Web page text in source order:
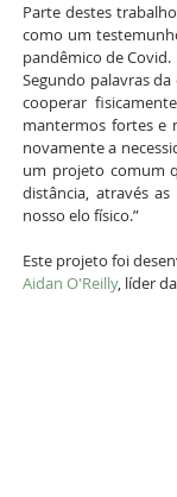
Parte destes
como um
pandêmico de Covid.
Segundo palavras
cooperar
mantermos fortes e
novamente a
um projeto comum
distância, através
nosso elo físico.”
Aidan O'Reilly, líder